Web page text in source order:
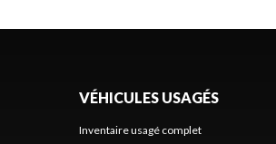
VÉHICULES USAGÉS
Inventaire usagé complet